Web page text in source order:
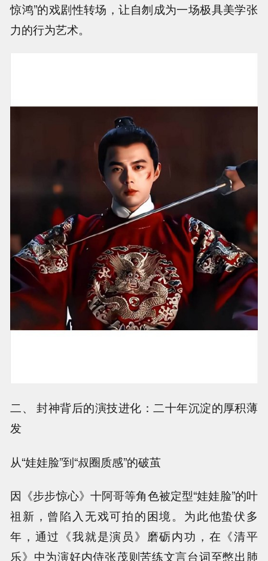
惊鸿”的戏剧性转场，让自刎成为一场极具美学张
力的行为艺术。
二、 封神背后的演技进化：二十年沉淀的厚积薄
发
从“娃娃脸”到“叔圈质感”的破茧
因《步步惊心》十阿哥等角色被定型“娃娃脸”的叶
祖新，曾陷入无戏可拍的困境。为此他蛰伏多
年，通过《我就是演员》磨砺内功，在《清平
乐》中为演好内侍张茂则苦练文言台词至憋出肺